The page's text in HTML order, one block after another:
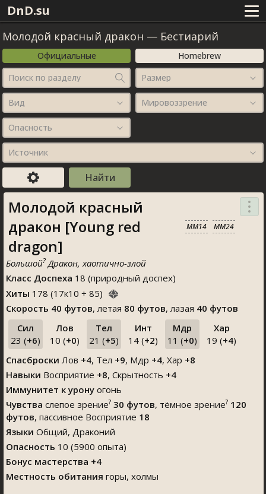
DnD.su
Молодой красный дракон — Бестиарий
Официальные
Homebrew
Поиск по разделу
Размер
Вид Мировоззрение
Опасность
Источник
Молодой красный
дракон [Young red
dragon]
MM14 MM24
Большой?Дракон, хаотично-злой
Класс Доспеха 18 (природный доспех)
Хиты 178 (17к10 + 85)
Скорость 40 футов, летая 80 футов, лазая 40 футов
Сил
23 (+6)
Лов
10 (+0)
Тел
21 (+5)
Инт
14 (+2)
Мдр
11 (+0)
Хар
19 (+4)
Спасброски Лов +4, Тел +9, Мдр +4, Хар +8
Навыки Восприятие +8, Скрытность +4
Иммунитет к урону огонь
Чувства слепое зрение? 30 футов, тёмное зрение? 120
футов, пассивное Восприятие 18
Языки Общий, Драконий
Опасность 10 (5900 опыта)
Бонус мастерства +4
Местность обитания горы, холмы